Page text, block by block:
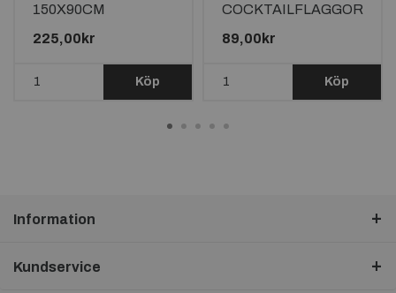
150X90CM
225,00kr
Köp
COCKTAILFLAGGOR
100st
89,00kr
Köp
Information
Kundservice